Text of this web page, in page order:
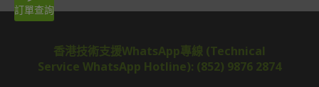
香港技術支援WhatsApp專線 (Technical
Service WhatsApp Hotline): (852) 9876 2874
訂單查詢